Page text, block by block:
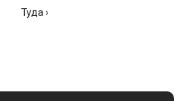
Туда ›